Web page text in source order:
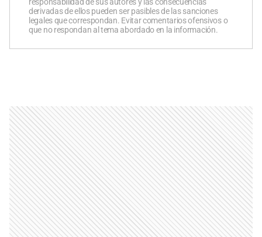
responsabilidad de sus autores y las consecuencias
derivadas de ellos pueden ser pasibles de las sanciones
legales que correspondan. Evitar comentarios ofensivos o
que no respondan al tema abordado en la información.